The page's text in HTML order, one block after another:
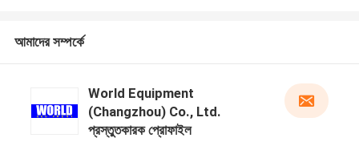
আমাদের সম্পর্কে
World Equipment
(Changzhou) Co., Ltd.
প্রস্তুতকারক প্রোফাইল